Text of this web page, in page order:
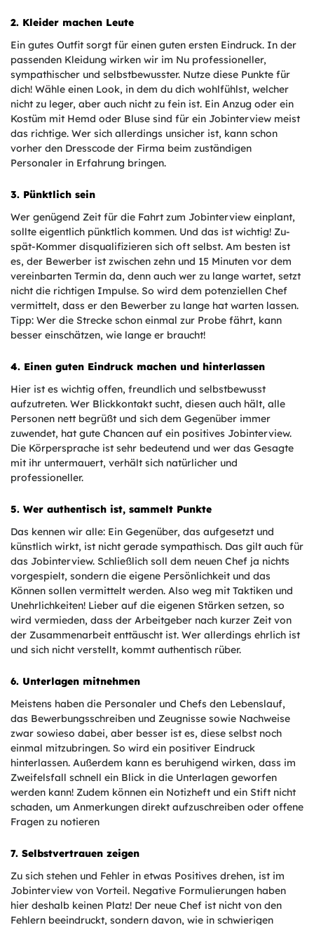
2. Kleider machen Leute
Ein gutes Outfit sorgt für einen guten ersten Eindruck. In der
passenden Kleidung wirken wir im Nu professioneller,
sympathischer und selbstbewusster. Nutze diese Punkte für
dich! Wähle einen Look, in dem du dich wohlfühlst, welcher
nicht zu leger, aber auch nicht zu fein ist. Ein Anzug oder ein
Kostüm mit Hemd oder Bluse sind für ein Jobinterview meist
das richtige. Wer sich allerdings unsicher ist, kann schon
vorher den Dresscode der Firma beim zuständigen
Personaler in Erfahrung bringen.
3. Pünktlich sein
Wer genügend Zeit für die Fahrt zum Jobinterview einplant,
sollte eigentlich pünktlich kommen. Und das ist wichtig! Zu-
spät-Kommer disqualifizieren sich oft selbst. Am besten ist
es, der Bewerber ist zwischen zehn und 15 Minuten vor dem
vereinbarten Termin da, denn auch wer zu lange wartet, setzt
nicht die richtigen Impulse. So wird dem potenziellen Chef
vermittelt, dass er den Bewerber zu lange hat warten lassen.
Tipp: Wer die Strecke schon einmal zur Probe fährt, kann
besser einschätzen, wie lange er braucht!
4. Einen guten Eindruck machen und hinterlassen
Hier ist es wichtig offen, freundlich und selbstbewusst
aufzutreten. Wer Blickkontakt sucht, diesen auch hält, alle
Personen nett begrüßt und sich dem Gegenüber immer
zuwendet, hat gute Chancen auf ein positives Jobinterview.
Die Körpersprache ist sehr bedeutend und wer das Gesagte
mit ihr untermauert, verhält sich natürlicher und
professioneller.
5. Wer authentisch ist, sammelt Punkte
Das kennen wir alle: Ein Gegenüber, das aufgesetzt und
künstlich wirkt, ist nicht gerade sympathisch. Das gilt auch für
das Jobinterview. Schließlich soll dem neuen Chef ja nichts
vorgespielt, sondern die eigene Persönlichkeit und das
Können sollen vermittelt werden. Also weg mit Taktiken und
Unehrlichkeiten! Lieber auf die eigenen Stärken setzen, so
wird vermieden, dass der Arbeitgeber nach kurzer Zeit von
der Zusammenarbeit enttäuscht ist. Wer allerdings ehrlich ist
und sich nicht verstellt, kommt authentisch rüber.
6. Unterlagen mitnehmen
Meistens haben die Personaler und Chefs den Lebenslauf,
das Bewerbungsschreiben und Zeugnisse sowie Nachweise
zwar sowieso dabei, aber besser ist es, diese selbst noch
einmal mitzubringen. So wird ein positiver Eindruck
hinterlassen. Außerdem kann es beruhigend wirken, dass im
Zweifelsfall schnell ein Blick in die Unterlagen geworfen
werden kann! Zudem können ein Notizheft und ein Stift nicht
schaden, um Anmerkungen direkt aufzuschreiben oder offene
Fragen zu notieren
7. Selbstvertrauen zeigen
Zu sich stehen und Fehler in etwas Positives drehen, ist im
Jobinterview von Vorteil. Negative Formulierungen haben
hier deshalb keinen Platz! Der neue Chef ist nicht von den
Fehlern beeindruckt, sondern davon, wie in schwierigen